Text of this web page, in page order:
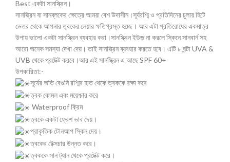
Best একটা সানস্ক্রিন।
সানস্ক্রিন বা সানব্লকের ক্ষেত্রে আমরা বেশ উদাসীন।সূর্যরশ্মি ও প্রতিদিনের চুলার হিটে
ভেতর থেকে আপনার ত্বকের লেয়ার ক্ষতিগ্রস্ত হচ্ছে। আর এটা প্রতিরোধের একমাত্র
উপায় ভালো একটা সানস্ক্রিন ব্যবহার করা।সানস্ক্রিন ইউজ না করলে স্কিনে সানবার্ন সহ
আরো অনেক সমস্যা দেখা দেয়। তাই সানস্ক্রিন ব্যবহার করতে হবে। এটি ৮ ঘন্টা UVA &
UVB থেকে প্রটেক্ট করবে।আর এই সানস্ক্রিন এ আছে SPF 60+
উপকারিতা:-
সূর্যের অতি বেগুনি রশ্মির হাত থেকে ত্বককে রক্ষা করে
ত্বক কোমল এবং ময়েশ্চার করে
Waterproof ক্রিম
ত্বকে একটা ফ্রেশ ভাব দেয়।
প্রাকৃতিক টোনআপ স্কিন দেয়।
ত্বকের টেক্সচার উন্নত করে।
ত্বককে সান ট্যান থেকে প্রটেক্ট করে।